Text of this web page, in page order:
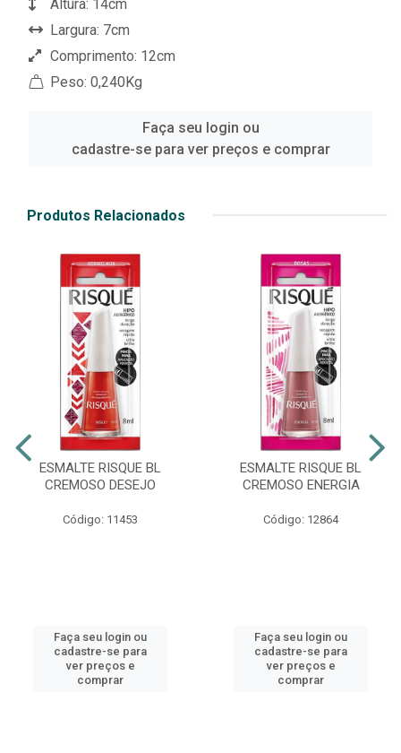
Altura: 14cm
Largura: 7cm
Comprimento: 12cm
Peso: 0,240Kg
Faça seu login ou
cadastre-se para ver preços e comprar
Produtos Relacionados
ESMALTE RISQUE BL
CREMOSO DESEJO
Código: 11453
Faça seu login ou
cadastre-se para
ver preços e
comprar
ESMALTE RISQUE BL
CREMOSO ENERGIA
Código: 12864
Faça seu login ou
cadastre-se para
ver preços e
comprar